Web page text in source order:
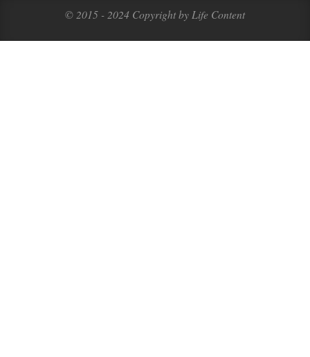
© 2015 - 2024 Copyright by Life Content